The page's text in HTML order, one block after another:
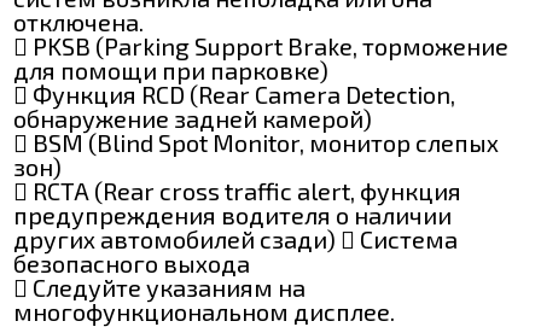
отключена.
 PKSB (Parking Support Brake, торможение
для помощи при парковке)
 Функция RCD (Rear Camera Detection,
обнаружение задней камерой)
 BSM (Blind Spot Monitor, монитор слепых
зон)
 RCTA (Rear cross traffic alert, функция
предупреждения водителя о наличии
других автомобилей сзади)  Система
безопасного выхода
 Следуйте указаниям на
многофункциональном дисплее.